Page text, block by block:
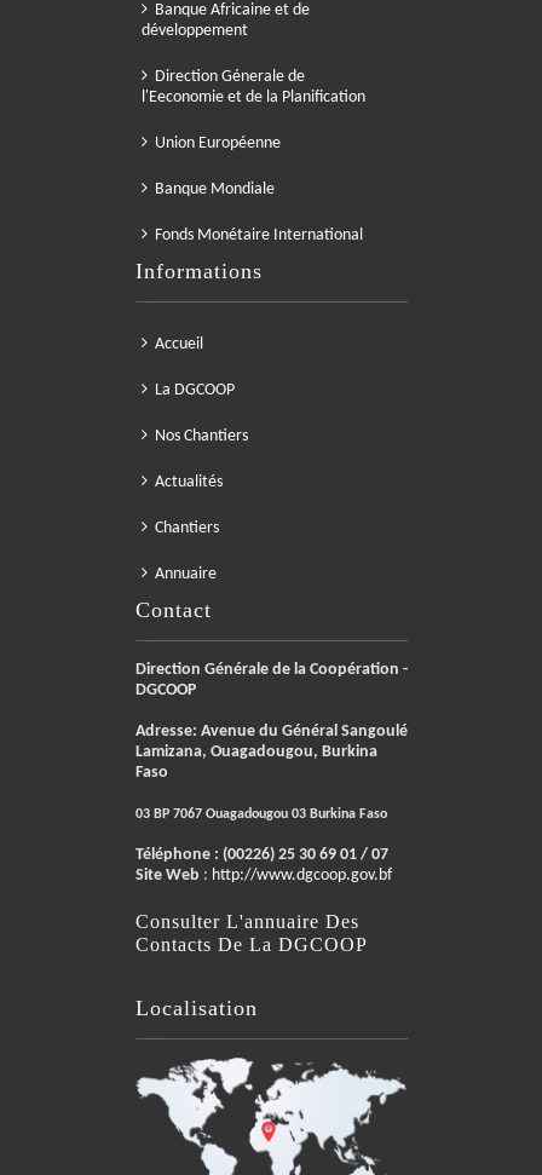
Banque Africaine et de
développement
Direction Génerale de
l'Eeconomie et de la Planification
Union Européenne
Banque Mondiale
Fonds Monétaire International
Informations
Accueil
La DGCOOP
Nos Chantiers
Actualités
Chantiers
Annuaire
Contact
Direction Générale de la Coopération -
DGCOOP
Adresse: Avenue du Général Sangoulé
Lamizana, Ouagadougou, Burkina
Faso
03 BP 7067 Ouagadougou 03 Burkina Faso
Téléphone : (00226) 25 30 69 01 / 07
Site Web : http://www.dgcoop.gov.bf
Consulter L'annuaire Des
Contacts De La DGCOOP
Localisation